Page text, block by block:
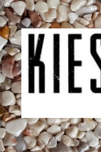
Skip
to
content